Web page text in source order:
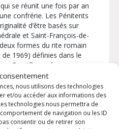
nous utilisons des technologies
et/ou accéder aux informations des
technologies nous permettra de
de navigation ou les ID
consentir ou de retirer son
se réunit une fois par an
confrérie. Les Pénitents
d’être basés sur
et Saint-François-de-
formes du rite romain
1969) définies dans le
Pontificum du pape
à assister à une ou
découvrir la confrérie. Un
est également
qui accepte de suivre